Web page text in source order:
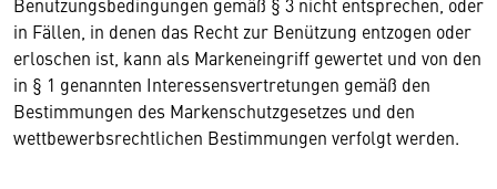
in Fällen, in denen das Recht zur Benützung entzogen oder
erloschen ist, kann als Markeneingriff gewertet und von den
in § 1 genannten Interessensvertretungen gemäß den
Bestimmungen des Markenschutzgesetzes und den
wettbewerbsrechtlichen Bestimmungen verfolgt werden.